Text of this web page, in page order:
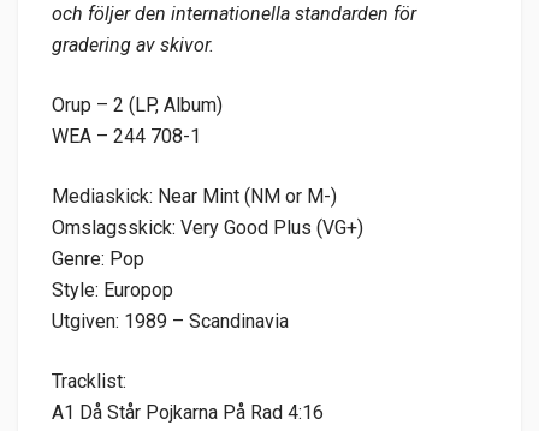
och följer den internationella standarden för
gradering av skivor.
Orup – 2 (LP, Album)
WEA – 244 708-1
Mediaskick: Near Mint (NM or M-)
Omslagsskick: Very Good Plus (VG+)
Genre: Pop
Style: Europop
Utgiven: 1989 – Scandinavia
Tracklist:
A1 Då Står Pojkarna På Rad 4:16